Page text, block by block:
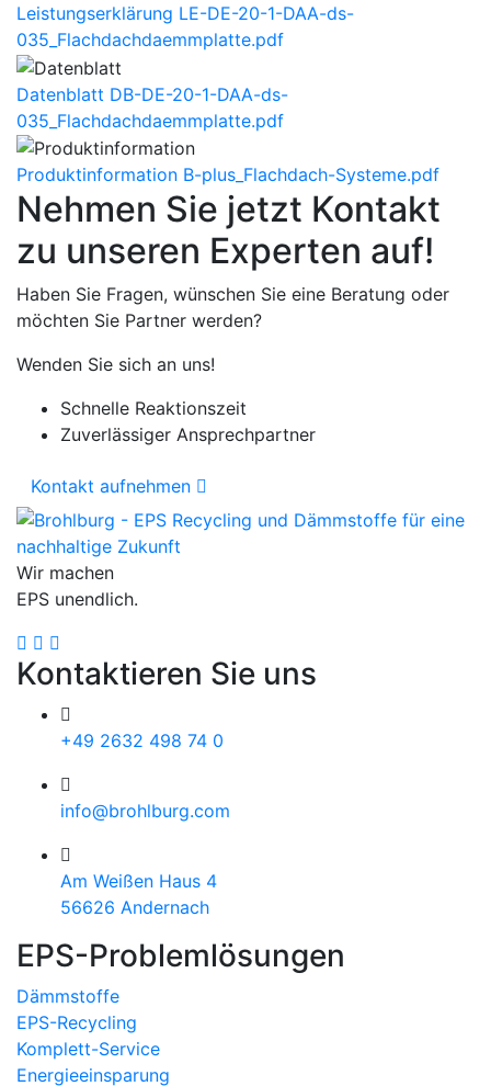
Leistungserklärung LE-DE-20-1-DAA-ds-
035_Flachdachdaemmplatte.pdf
Datenblatt DB-DE-20-1-DAA-ds-
035_Flachdachdaemmplatte.pdf
Produktinformation B-plus_Flachdach-Systeme.pdf
Nehmen Sie jetzt Kontakt
zu unseren Experten auf!
Haben Sie Fragen, wünschen Sie eine Beratung oder
möchten Sie Partner werden?
Wenden Sie sich an uns!
Schnelle Reaktionszeit
Zuverlässiger Ansprechpartner
Kontakt aufnehmen
Wir machen
EPS unendlich.
Kontaktieren Sie uns
+49 2632 498 74 0
info@brohlburg.com
Am Weißen Haus 4
56626 Andernach
EPS-Problemlösungen
Dämmstoffe
EPS-Recycling
Komplett-Service
Energieeinsparung